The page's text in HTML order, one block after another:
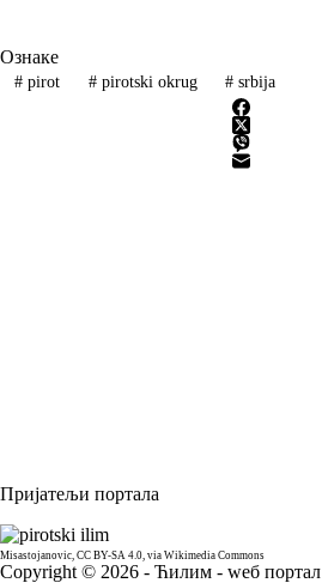
Ознаке
#pirot #pirotski okrug # srbija
Пријатељи портала
Misastojanovic, CC BY-SA 4.0, via Wikimedia Commons
Copyright © 2026 - Ћилим - wеб портал